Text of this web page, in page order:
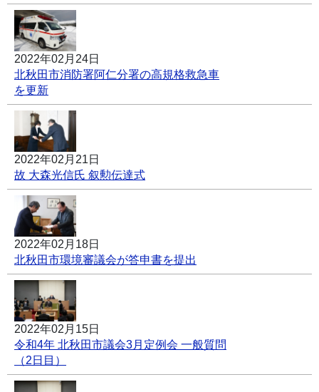
2022年02月24日
北秋田市消防署阿仁分署の高規格救急車
を更新
2022年02月21日
故 大森光信氏 叙勲伝達式
2022年02月18日
北秋田市環境審議会が答申書を提出
2022年02月15日
令和4年 北秋田市議会3月定例会 一般質問
（2日目）